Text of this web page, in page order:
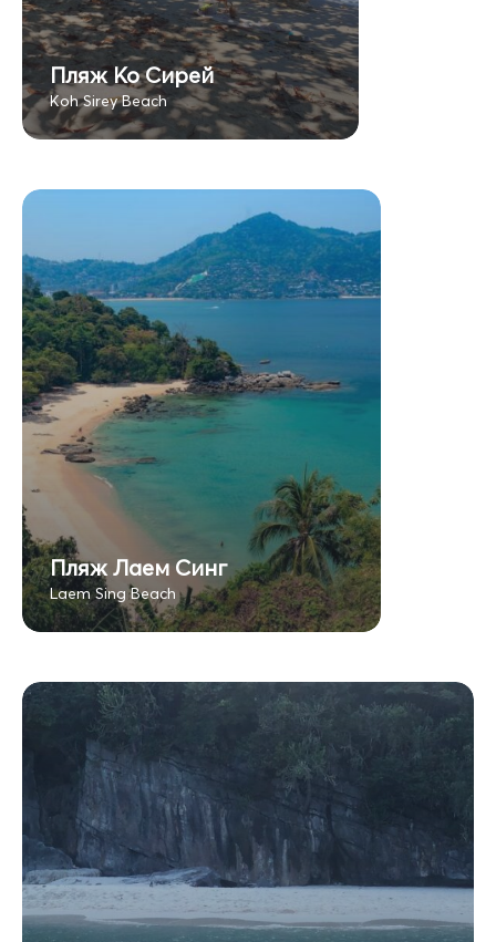
Пляж Ко Сирей
Koh Sirey Beach
Пляж Лаем Синг
Laem Sing Beach